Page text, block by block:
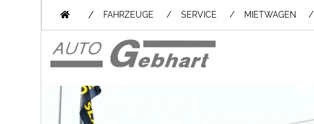
/ FAHRZEUGE SERVICE MIETWAGEN /